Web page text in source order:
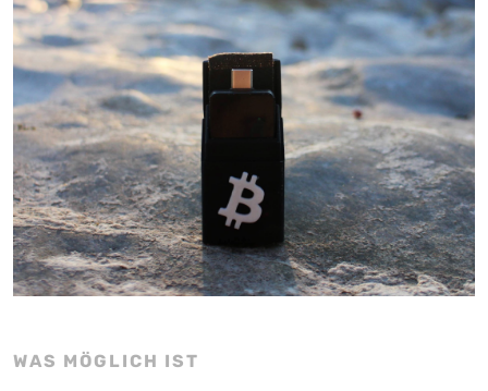
WAS MÖGLICH IST